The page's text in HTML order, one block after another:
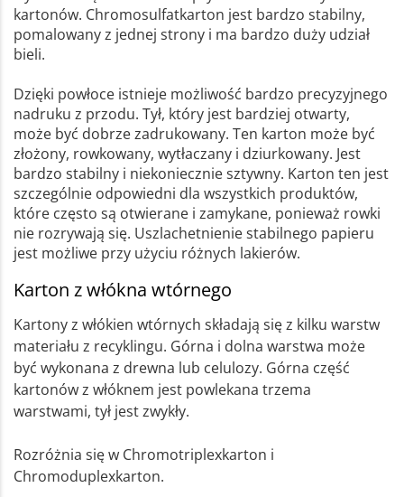
kartonów. Chromosulfatkarton jest bardzo stabilny,
pomalowany z jednej strony i ma bardzo duży udział
bieli.
Dzięki powłoce istnieje możliwość bardzo precyzyjnego
nadruku z przodu. Tył, który jest bardziej otwarty,
może być dobrze zadrukowany. Ten karton może być
złożony, rowkowany, wytłaczany i dziurkowany. Jest
bardzo stabilny i niekoniecznie sztywny. Karton ten jest
szczególnie odpowiedni dla wszystkich produktów,
które często są otwierane i zamykane, ponieważ rowki
nie rozrywają się. Uszlachetnienie stabilnego papieru
jest możliwe przy użyciu różnych lakierów.
Karton z włókna wtórnego
Kartony z włókien wtórnych składają się z kilku warstw
materiału z recyklingu. Górna i dolna warstwa może
być wykonana z drewna lub celulozy. Górna część
kartonów z włóknem jest powlekana trzema
warstwami, tył jest zwykły.
Rozróżnia się w Chromotriplexkarton i
Chromoduplexkarton.